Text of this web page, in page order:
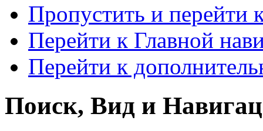
Пропустить и перейти
Перейти к Главной
Перейти к
Поиск, Вид и